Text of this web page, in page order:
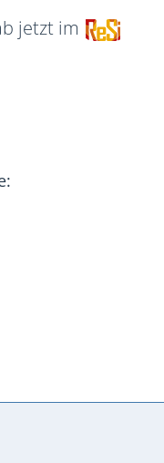
jetzt im